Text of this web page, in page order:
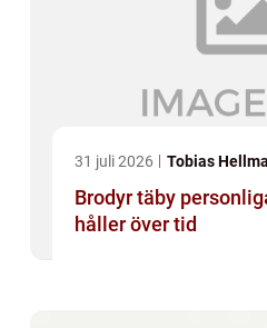
31 juli 2026 Tobias
Brodyr täby personliga detaljer som
håller över tid